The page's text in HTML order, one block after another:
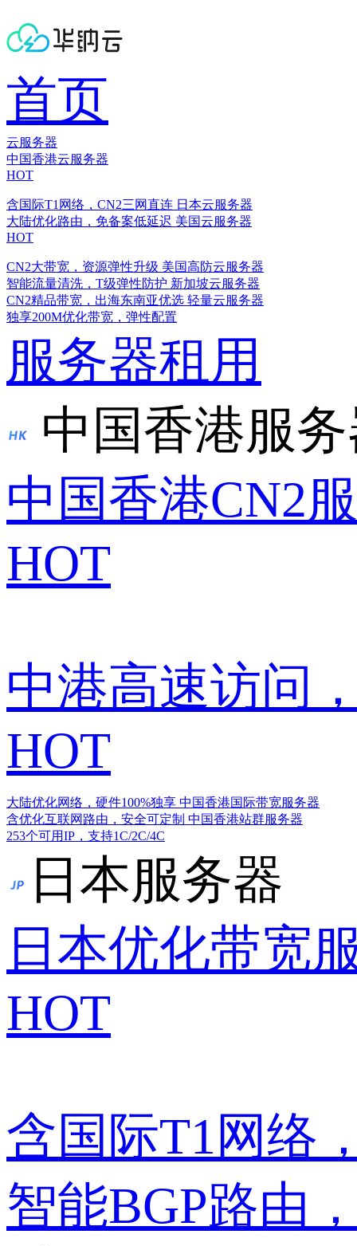
首页
云服务器
中国香港云服务器
HOT
含国际T1网络，CN2三网直连 日本云服务器
大陆优化路由，免备案低延迟 美国云服务器
HOT
CN2大带宽，资源弹性升级 美国高防云服务器
智能流量清洗，T级弹性防护 新加坡云服务器
CN2精品带宽，出海东南亚优选 轻量云服务器
独享200M优化带宽，弹性配置
服务器租用
中国香港服
中国香港CN2
HOT
中港高速访问
HOT
大陆优化网络，硬件100%独享 中国香港国际带宽服务器
含优化互联网路由，安全可定制 中国香港站群服务器
253个可用IP，支持1C/2C/4C
日本服务器
日本优化带宽
HOT
含国际T1网络
智能BGP路由